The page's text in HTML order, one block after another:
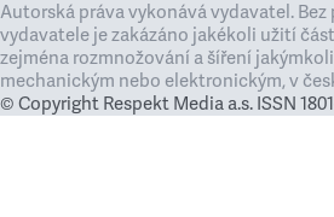
Autorská práva vykonává vydavatel.
vydavatele je zakázáno jakékoli užití
zejména rozmnožování a šíření
mechanickým nebo elektronickým, v
© Copyright Respekt Media a.s. ISSN